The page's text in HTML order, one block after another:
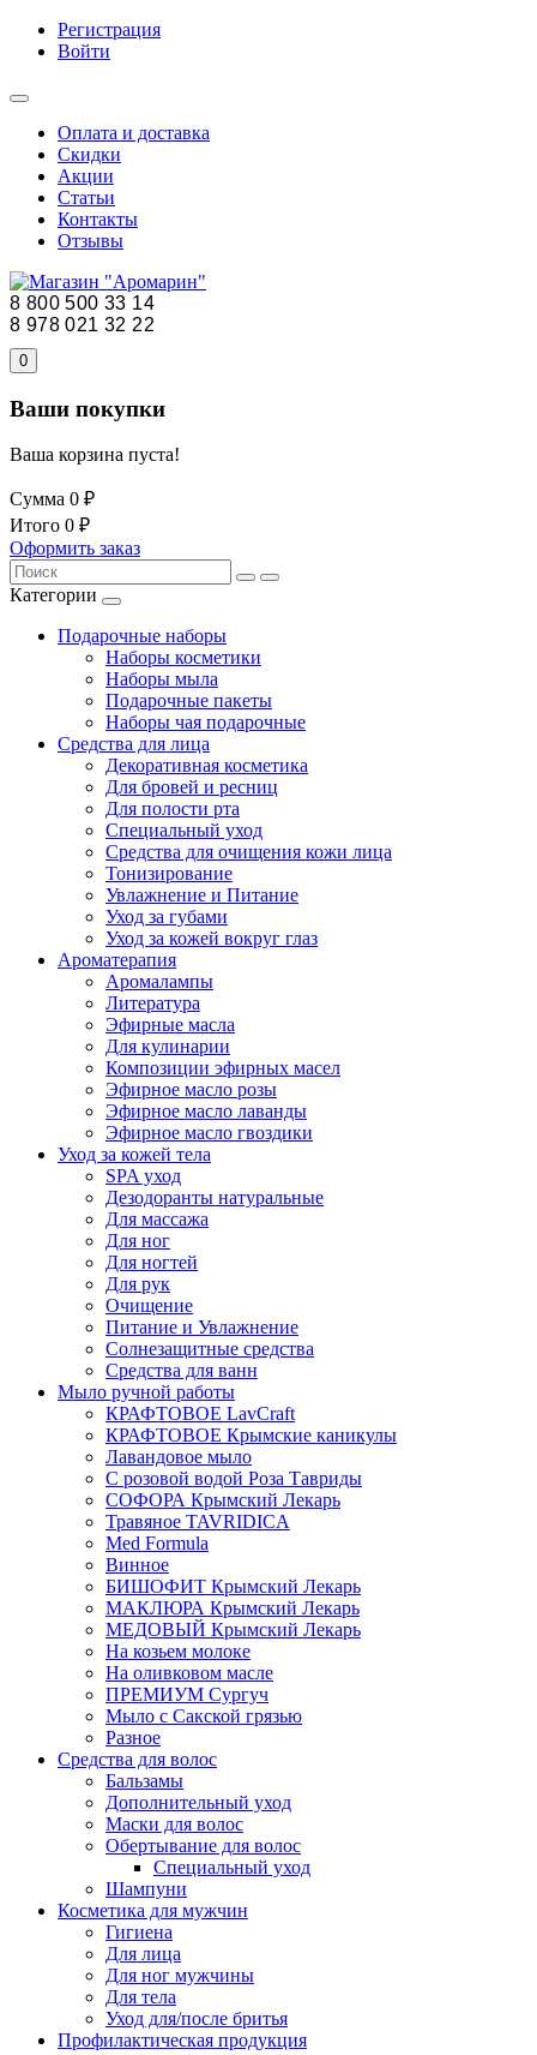
Регистрация
Войти
Оплата и доставка
Скидки
Акции
Статьи
Контакты
Отзывы
8 800 500 33 14
8 978 021 32 22
0
Ваши покупки
Ваша корзина пуста!
Сумма 0 ₽
Итого 0 ₽
Оформить заказ
Категории
Подарочные наборы
Наборы косметики
Наборы мыла
Подарочные пакеты
Наборы чая подарочные
Средства для лица
Декоративная косметика
Для бровей и ресниц
Для полости рта
Специальный уход
Средства для очищения кожи лица
Тонизирование
Увлажнение и Питание
Уход за губами
Уход за кожей вокруг глаз
Ароматерапия
Аромалампы
Литература
Эфирные масла
Для кулинарии
Композиции эфирных масел
Эфирное масло розы
Эфирное масло лаванды
Эфирное масло гвоздики
Уход за кожей тела
SPA уход
Дезодоранты натуральные
Для массажа
Для ног
Для ногтей
Для рук
Очищение
Питание и Увлажнение
Солнезащитные средства
Средства для ванн
Мыло ручной работы
КРАФТОВОЕ LavCraft
КРАФТОВОЕ Крымские каникулы
Лавандовое мыло
С розовой водой Роза Тавриды
СОФОРА Крымский Лекарь
Травяное TAVRIDICA
Med Formula
Винное
БИШОФИТ Крымский Лекарь
МАКЛЮРА Крымский Лекарь
МЕДОВЫЙ Крымский Лекарь
На козьем молоке
На оливковом масле
ПРЕМИУМ Сургуч
Мыло с Сакской грязью
Разное
Средства для волос
Бальзамы
Дополнительный уход
Маски для волос
Обертывание для волос
Специальный уход
Шампуни
Косметика для мужчин
Гигиена
Для лица
Для ног мужчины
Для тела
Уход для/после бритья
Профилактическая продукция